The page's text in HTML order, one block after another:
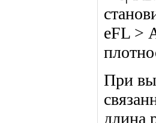
eFL >
При
длина